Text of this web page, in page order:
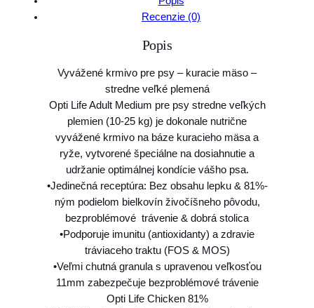
O
t
i
L
i
f
e
d
o
g
A
d
u
Recenzie (0)
Popis
Vyvážené krmivo pre psy – kuracie mäso –
stredne veľké plemená
Opti Life Adult Medium pre psy stredne veľkých
plemien (10-25 kg) je dokonale nutrične
vyvážené krmivo na báze kuracieho mäsa a
ryže, vytvorené špeciálne na dosiahnutie a
udržanie optimálnej kondície vášho psa.
•Jedinečná receptúra: Bez obsahu lepku & 81%-
ným podielom bielkovín živočíšneho pôvodu,
bezproblémové trávenie & dobrá stolica
•Podporuje imunitu (antioxidanty) a zdravie
tráviaceho traktu (FOS & MOS)
•Veľmi chutná granula s upravenou veľkosťou
11mm zabezpečuje bezproblémové trávenie
Opti Life Chicken 81%